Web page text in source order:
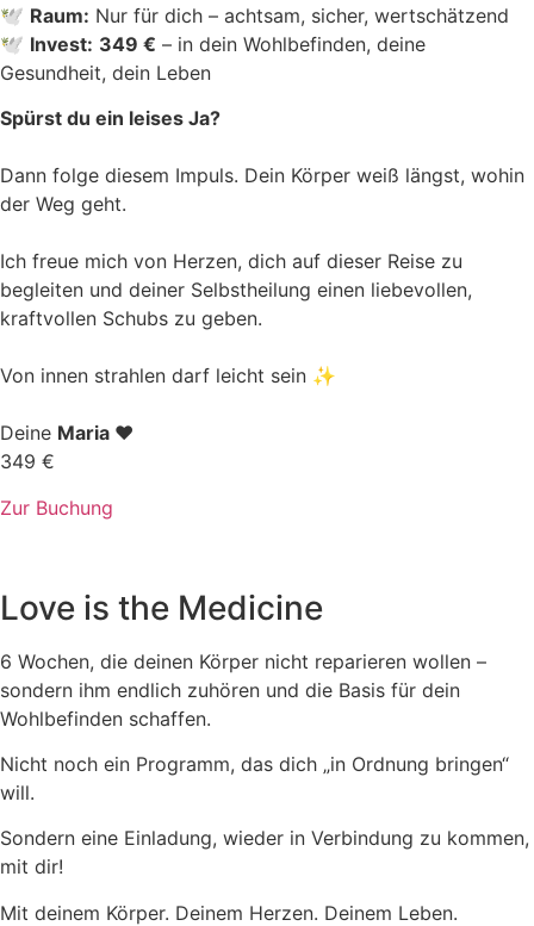
🕊 Raum: Nur für dich – achtsam, sicher, wertschätzend
🕊 Invest: 349 € – in dein Wohlbefinden, deine
Gesundheit, dein Leben
Spürst du ein leises Ja?
Dann folge diesem Impuls. Dein Körper weiß längst, wohin
der Weg geht.
Ich freue mich von Herzen, dich auf dieser Reise zu
begleiten und deiner Selbstheilung einen liebevollen,
kraftvollen Schubs zu geben.
Von innen strahlen darf leicht sein ✨
Deine Maria ❤️
349 €
Zur Buchung
Love is the Medicine
6 Wochen, die deinen Körper nicht reparieren wollen –
sondern ihm endlich zuhören und die Basis für dein
Wohlbefinden schaffen.
Nicht noch ein Programm, das dich „in Ordnung bringen“
will.
Sondern eine Einladung, wieder in Verbindung zu kommen,
mit dir!
Mit deinem Körper. Deinem Herzen. Deinem Leben.